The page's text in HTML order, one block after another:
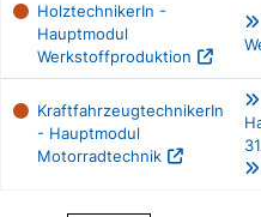
HolztechnikerIn -
Hauptmodul
Werkstoffproduktion
KraftfahrzeugtechnikerIn
- Hauptmodul
Motorradtechnik